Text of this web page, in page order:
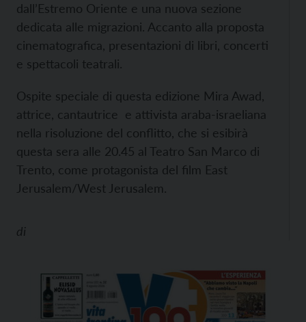
dall’Estremo Oriente e una nuova sezione
dedicata alle migrazioni. Accanto alla proposta
cinematografica, presentazioni di libri, concerti
e spettacoli teatrali.
Ospite speciale di questa edizione Mira Awad,
attrice, cantautrice e attivista araba-israeliana
nella risoluzione del conflitto, che si esibirà
questa sera alle 20.45 al Teatro San Marco di
Trento, come protagonista del film East
Jerusalem/West Jerusalem.
di